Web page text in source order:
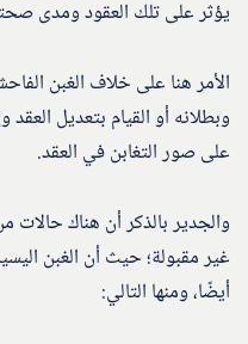
يؤثر على تلك العقود ومدى
الأمر هنا على خلاف الغبن
وبطلانه أو القيام بتعديل
على صور التغابن في العقد.
والجدير بالذكر أن هناك حالات
غير مقبولة؛ حيث أن الغبن
أيضًا، ومنها التالي: